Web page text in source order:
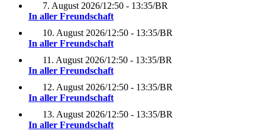
7. August 2026/12:50 - 13:35/BR
In aller Freundschaft
10. August 2026/12:50 - 13:35/BR
In aller Freundschaft
11. August 2026/12:50 - 13:35/BR
In aller Freundschaft
12. August 2026/12:50 - 13:35/BR
In aller Freundschaft
13. August 2026/12:50 - 13:35/BR
In aller Freundschaft